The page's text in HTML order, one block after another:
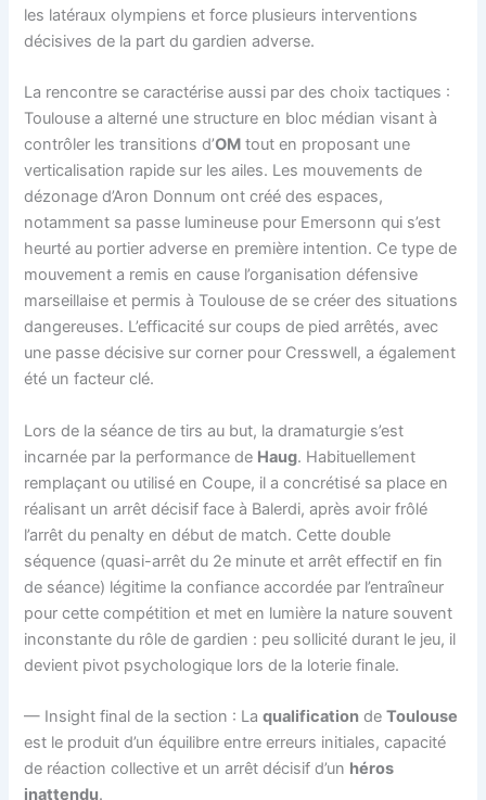
les latéraux olympiens et force plusieurs interventions
décisives de la part du gardien adverse.
La rencontre se caractérise aussi par des choix tactiques :
Toulouse a alterné une structure en bloc médian visant à
contrôler les transitions d’OM tout en proposant une
verticalisation rapide sur les ailes. Les mouvements de
dézonage d’Aron Donnum ont créé des espaces,
notamment sa passe lumineuse pour Emersonn qui s’est
heurté au portier adverse en première intention. Ce type de
mouvement a remis en cause l’organisation défensive
marseillaise et permis à Toulouse de se créer des situations
dangereuses. L’efficacité sur coups de pied arrêtés, avec
une passe décisive sur corner pour Cresswell, a également
été un facteur clé.
Lors de la séance de tirs au but, la dramaturgie s’est
incarnée par la performance de Haug. Habituellement
remplaçant ou utilisé en Coupe, il a concrétisé sa place en
réalisant un arrêt décisif face à Balerdi, après avoir frôlé
l’arrêt du penalty en début de match. Cette double
séquence (quasi-arrêt du 2e minute et arrêt effectif en fin
de séance) légitime la confiance accordée par l’entraîneur
pour cette compétition et met en lumière la nature souvent
inconstante du rôle de gardien : peu sollicité durant le jeu, il
devient pivot psychologique lors de la loterie finale.
— Insight final de la section : Laqualification deToulouse
est le produit d’un équilibre entre erreurs initiales, capacité
de réaction collective et un arrêt décisif d’un héros
inattendu.